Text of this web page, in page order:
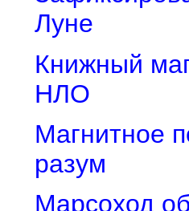
Луне
Книжный
НЛО
Магнитное
разум
Марсоход